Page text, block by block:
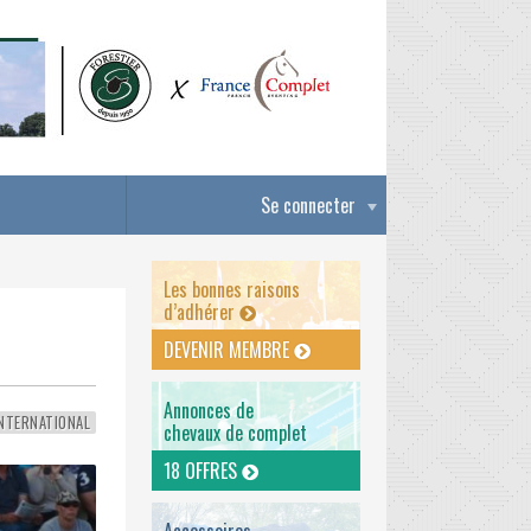
Se connecter
Les bonnes raisons
d’adhérer
DEVENIR MEMBRE
Annonces de
chevaux de complet
18 OFFRES